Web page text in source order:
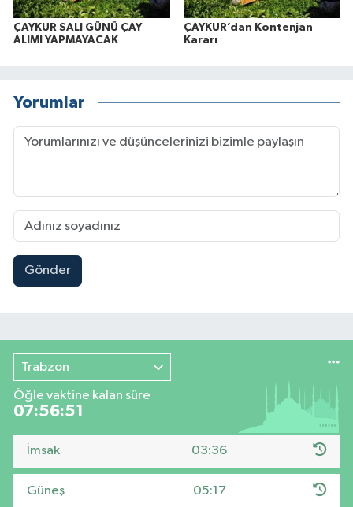
ÇAYKUR SALI GÜNÜ ÇAY
ALIMI YAPMAYACAK
ÇAYKUR’dan Kontenjan
Kararı
Yorumlar
Gönder
Trabzon
Öğle vaktine kalan süre
07:56:50
İmsak 03:36
Güneş 05:17